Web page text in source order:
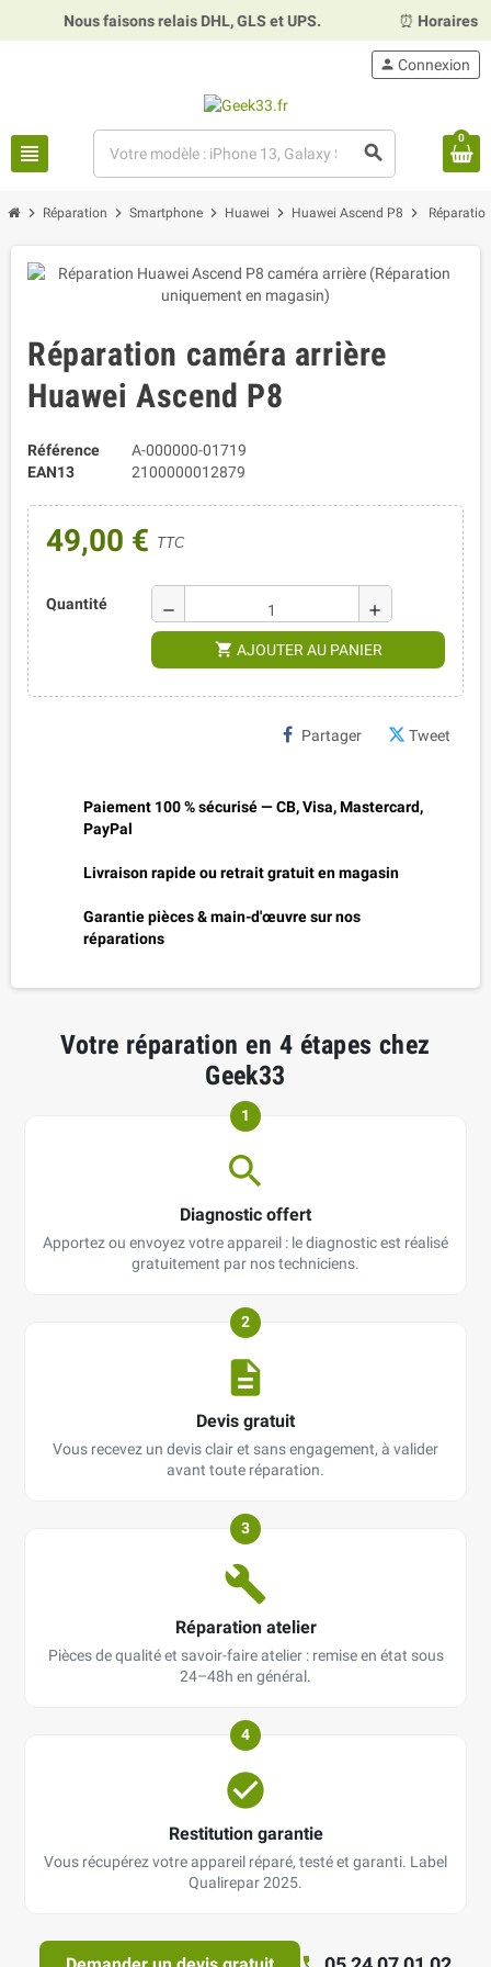
Nous faisons relais DHL, GLS et UPS. Horaires :Mardi,
view_headline search
person Connexion
0
chevron_right Réparation chevron_right Smartphone chevron_right Huawei chevron_right Huawei Ascend P8 chevron_right
Réparation caméra arrière
Huawei Ascend P8
Référence
A-000000-01719
EAN13
2100000012879
49,00 € TTC
Quantité remove add
shopping_cart AJOUTER AU PANIER
Partager Tweet
Paiement 100 % sécurisé — CB, Visa, Mastercard,
PayPal
Livraison rapide ou retrait gratuit en magasin
Garantie pièces & main-d'œuvre sur nos
réparations
Votre réparation en 4 étapes chez
Geek33
1
Diagnostic offert
Apportez ou envoyez votre appareil : le diagnostic est réalisé
gratuitement par nos techniciens.
2
Devis gratuit
Vous recevez un devis clair et sans engagement, à valider
avant toute réparation.
3
Réparation atelier
Pièces de qualité et savoir-faire atelier : remise en état sous
24–48h en général.
4
Restitution garantie
Vous récupérez votre appareil réparé, testé et garanti. Label
Qualirepar 2025.